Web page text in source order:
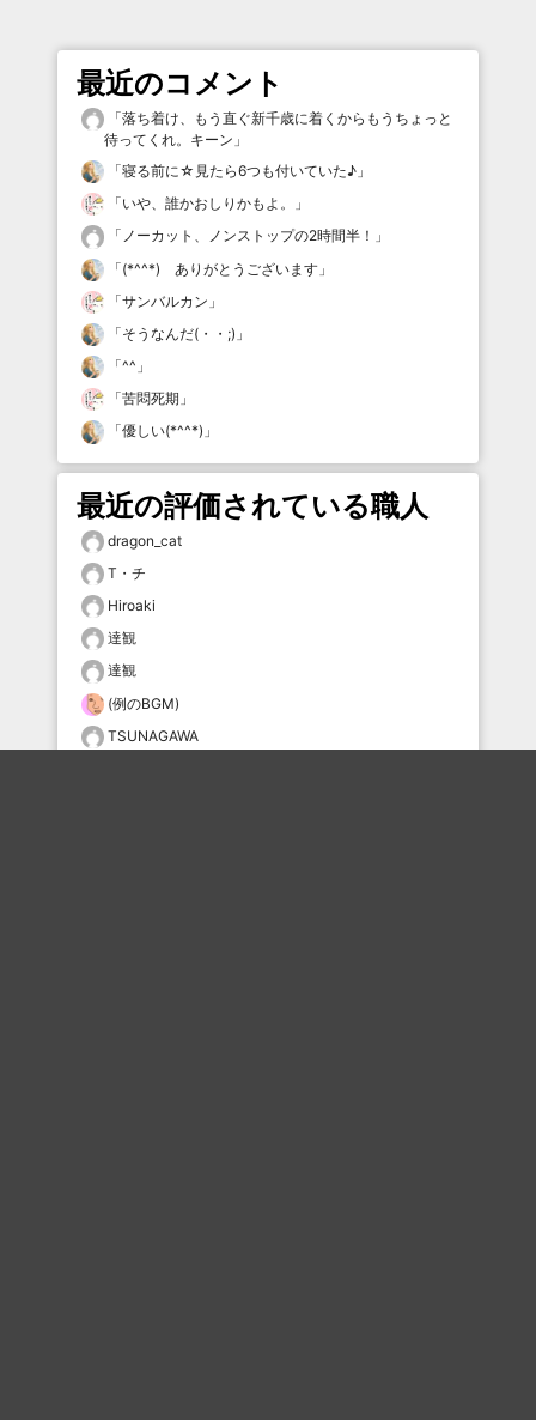
最近のコメント
「落ち着け、もう直ぐ新千歳に着くからもうちょっと
待ってくれ。キーン 」
「寝る前に☆見たら6つも付いていた♪ 」
「いや、誰かおしりかもよ。
」
「 ノーカット、ノンストップの2時間半！ 」
「(*^^*) ありがとうございます 」
「サンバルカン 」
「そうなんだ(・・;) 」
「^^ 」
「苦悶死期 」
「優しい(*^^*) 」
最近の評価されている職人
dragon_cat
T・チ
Hiroaki
達観
達観
(例のBGM)
TSUNAGAWA